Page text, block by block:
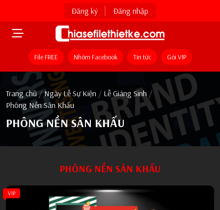
Đăng ký Đăng nhập
File FREE Nhóm Facebook Tin tức Gói VIP
Trang chủ / Ngày Lễ Sự Kiện / Lễ Giáng Sinh /
Phông Nền Sân Khấu
PHÔNG NỀN SÂN KHẤU
PHÔNG NỀN SÂN KHẤU
VIP